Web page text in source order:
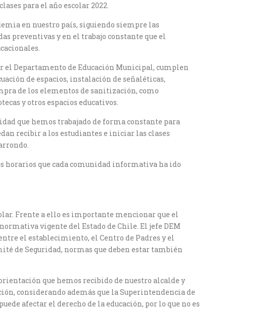
para el año escolar 2022.
en nuestro país, siguiendo siempre las
preventivas y en el trabajo constante que el
el Departamento de Educación Municipal, cumplen
de espacios, instalación de señaléticas,
de los elementos de sanitización, como
y otros espacios educativos.
que hemos trabajado de forma constante para
recibir a los estudiantes e iniciar las clases
horarios que cada comunidad informativa ha ido
Frente a ello es importante mencionar que el
vigente del Estado de Chile. El jefe DEM
el establecimiento, el Centro de Padres y el
de Seguridad, normas que deben estar también
que hemos recibido de nuestro alcalde y
considerando además que la Superintendencia de
afectar el derecho de la educación, por lo que no es